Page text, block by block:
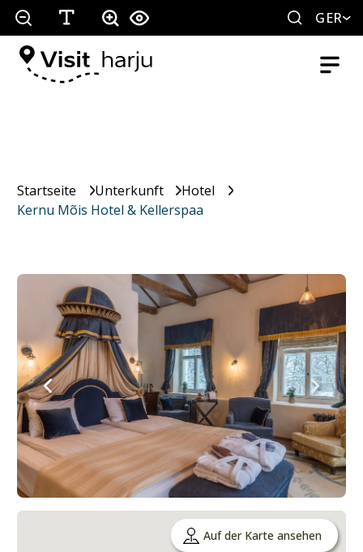
GER
Startseite Unterkunft
Hotel
Kernu Mõis Hotel & Kellerspaa
Auf der Karte ansehen